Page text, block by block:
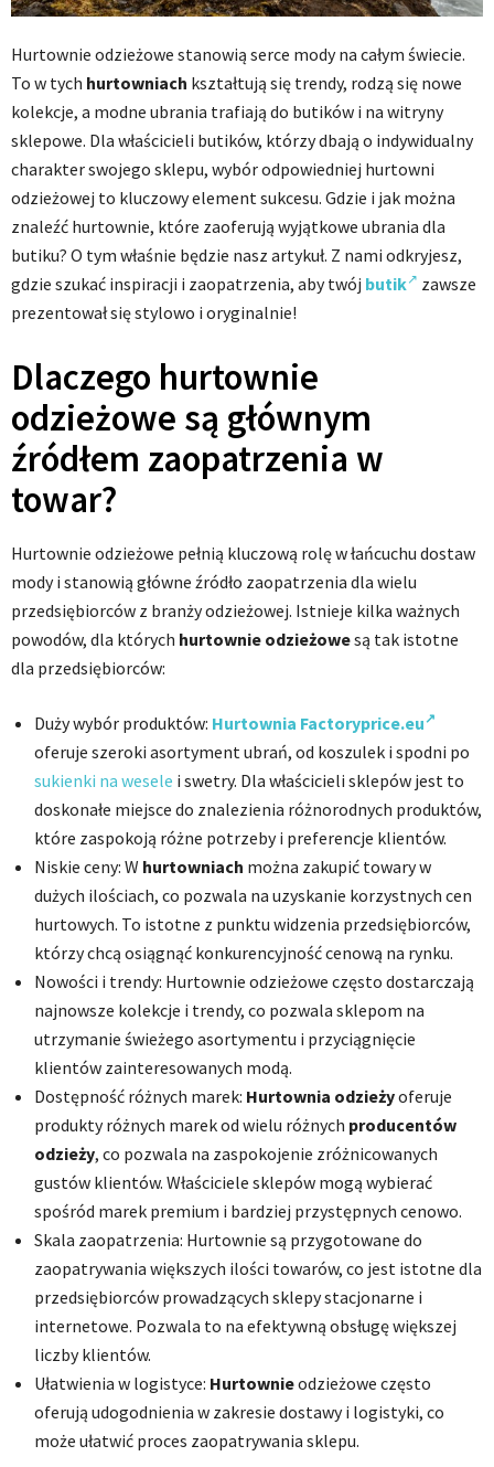
Hurtownie odzieżowe stanowią serce mody na całym świecie.
To w tych hurtowniach kształtują się trendy, rodzą się nowe
kolekcje, a modne ubrania trafiają do butików i na witryny
sklepowe. Dla właścicieli butików, którzy dbają o indywidualny
charakter swojego sklepu, wybór odpowiedniej hurtowni
odzieżowej to kluczowy element sukcesu. Gdzie i jak można
znaleźć hurtownie, które zaoferują wyjątkowe ubrania dla
butiku? O tym właśnie będzie nasz artykuł. Z nami odkryjesz,
gdzie szukać inspiracji i zaopatrzenia, aby twój butik
zawsze
prezentował się stylowo i oryginalnie!
Dlaczego hurtownie
odzieżowe są głównym
źródłem zaopatrzenia w
towar?
Hurtownie odzieżowe pełnią kluczową rolę w łańcuchu dostaw
mody i stanowią główne źródło zaopatrzenia dla wielu
przedsiębiorców z branży odzieżowej. Istnieje kilka ważnych
powodów, dla których hurtownie odzieżowesą tak istotne
dla przedsiębiorców:
Duży wybór produktów: Hurtownia Factoryprice.eu
oferuje szeroki asortyment ubrań, od koszulek i spodni po
sukienki na wesele i swetry. Dla właścicieli sklepów jest to
doskonałe miejsce do znalezienia różnorodnych produktów,
które zaspokoją różne potrzeby i preferencje klientów.
Niskie ceny: W hurtowniach można zakupić towary w
dużych ilościach, co pozwala na uzyskanie korzystnych cen
hurtowych. To istotne z punktu widzenia przedsiębiorców,
którzy chcą osiągnąć konkurencyjność cenową na rynku.
Nowości i trendy: Hurtownie odzieżowe często dostarczają
najnowsze kolekcje i trendy, co pozwala sklepom na
utrzymanie świeżego asortymentu i przyciągnięcie
klientów zainteresowanych modą.
Dostępność różnych marek: Hurtownia odzieżyoferuje
produkty różnych marek od wielu różnych producentów
odzieży, co pozwala na zaspokojenie zróżnicowanych
gustów klientów. Właściciele sklepów mogą wybierać
spośród marek premium i bardziej przystępnych cenowo.
Skala zaopatrzenia: Hurtownie są przygotowane do
zaopatrywania większych ilości towarów, co jest istotne dla
przedsiębiorców prowadzących sklepy stacjonarne i
internetowe. Pozwala to na efektywną obsługę większej
liczby klientów.
Ułatwienia w logistyce: Hurtownieodzieżowe często
oferują udogodnienia w zakresie dostawy i logistyki, co
może ułatwić proces zaopatrywania sklepu.